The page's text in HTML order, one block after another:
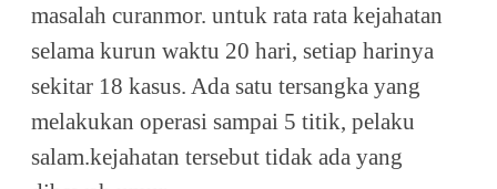
masalah curanmor. untuk rata rata kejahatan
selama kurun waktu 20 hari, setiap harinya
sekitar 18 kasus. Ada satu tersangka yang
melakukan operasi sampai 5 titik, pelaku
salam.kejahatan tersebut tidak ada yang